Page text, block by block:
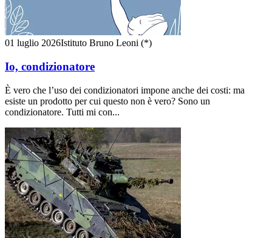
01 luglio 2026Istituto Bruno Leoni (*)
Io, condizionatore
È vero che l’uso dei condizionatori impone anche dei costi: ma
esiste un prodotto per cui questo non è vero? Sono un
condizionatore. Tutti mi con...